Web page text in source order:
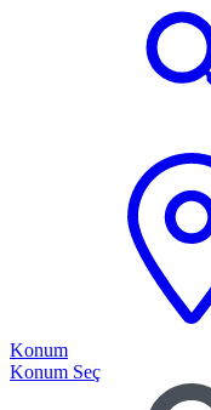
Konum
Konum Seç